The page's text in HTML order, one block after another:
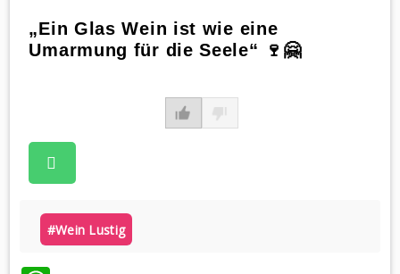
„Ein Glas Wein ist wie eine
Umarmung für die Seele“ 🍷🤗
#wein Lustig